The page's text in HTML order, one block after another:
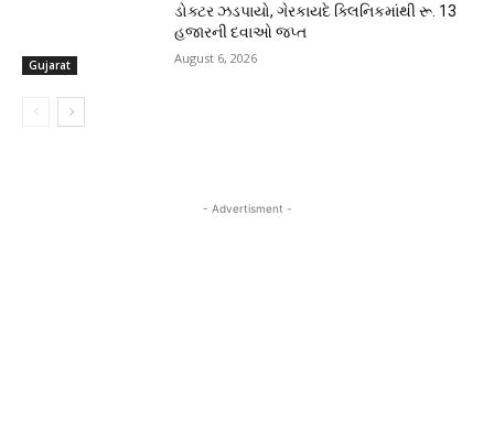
Gujarat
ડોક્ટર ઝડપાયો, ગેરકાયદે ક્લિનિકમાંથી રૂ. 13
હજારની દવાઓ જપ્ત
August 6, 2026
- Advertisment -